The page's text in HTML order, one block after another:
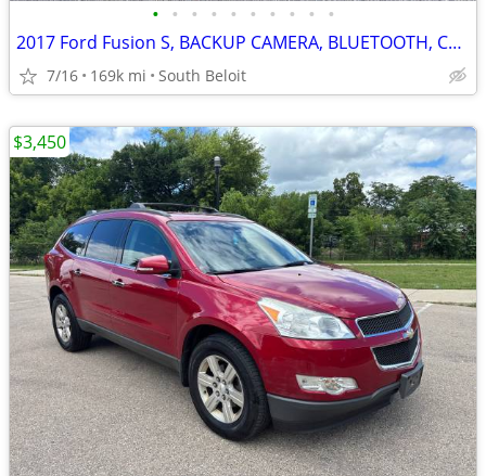
• • • • • • • • • •
2017 Ford Fusion S, BACKUP CAMERA, BLUETOOTH, COLD AC, PUSH START
7/16 169k mi South Beloit
$3,450